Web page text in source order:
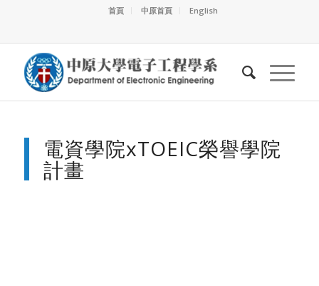
首頁 中原首頁 English
電資學院xTOEIC榮譽學院
計畫